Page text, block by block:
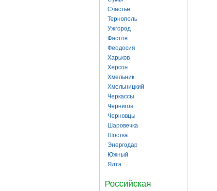
Счастье
Тернополь
Ужгород
Фастов
Феодосия
Харьков
Херсон
Хмельник
Хмельницкий
Черкассы
Чернигов
Черновцы
Шаровечка
Шостка
Энергодар
Южный
Ялта
Российская